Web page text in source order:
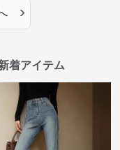
›
着アイテム